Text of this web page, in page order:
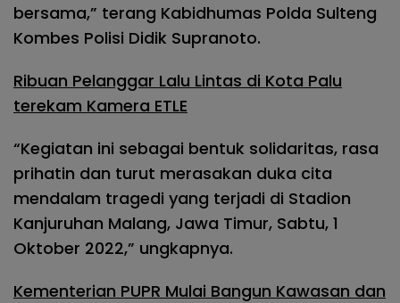
bersama,” terang Kabidhumas Polda Sulteng
Kombes Polisi Didik Supranoto.
Ribuan Pelanggar Lalu Lintas di Kota Palu
terekam Kamera ETLE
“Kegiatan ini sebagai bentuk solidaritas, rasa
prihatin dan turut merasakan duka cita
mendalam tragedi yang terjadi di Stadion
Kanjuruhan Malang, Jawa Timur, Sabtu, 1
Oktober 2022,” ungkapnya.
Kementerian PUPR Mulai Bangun Kawasan dan